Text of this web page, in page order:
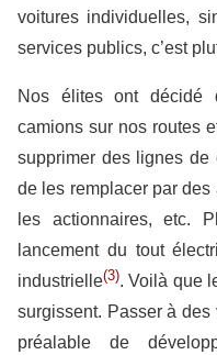
voitures individuelles,
services publics, c’est
Nos élites ont décidé
camions sur nos routes
supprimer des lignes de
de les remplacer par
les actionnaires, etc.
lancement du tout
industrielle(3). Voilà que
surgissent. Passer à
préalable de